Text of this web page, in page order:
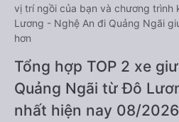
vị trí ngồi của bạn và chương trình
Lương - Nghệ An đi Quảng Ngãi
hơn
Tổng hợp TOP 2 xe
Quảng Ngãi từ Đô
nhất hiện nay 08/2026